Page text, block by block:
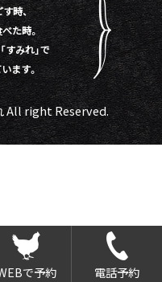
時、
た時。
すみれ」で
ます。
All right Reserved.
で予約 電話予約